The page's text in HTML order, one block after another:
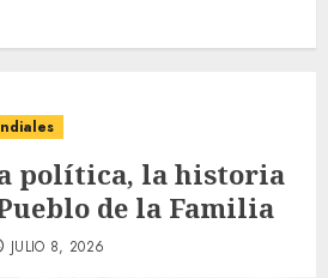
política, la historia
de la Familia
JULIO 8, 2026